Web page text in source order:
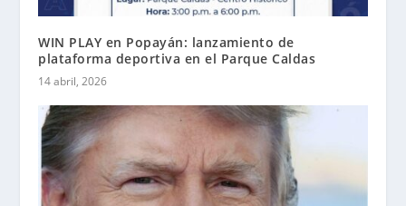
WIN PLAY en Popayán: lanzamiento de
plataforma deportiva en el Parque Caldas
14 abril, 2026